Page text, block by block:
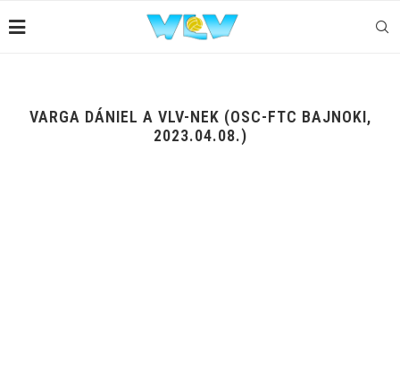
VARGA DÁNIEL A VLV-NEK (OSC-FTC BAJNOKI,
2023.04.08.)